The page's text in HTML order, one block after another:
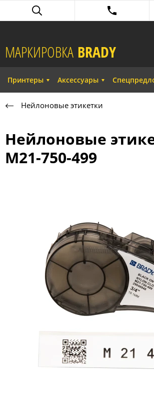
МАРКИРОВКА BRADY​
Принтеры Аксессуары
Нейлоновые этикетки
Нейлоновые
M21-750-499